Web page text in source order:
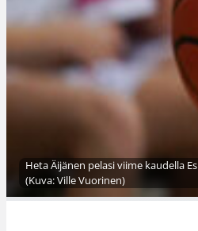
Heta Äijänen pelasi viime kaudella
(Kuva: Ville Vuorinen)